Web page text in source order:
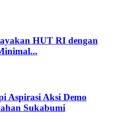
HUT RI dengan
Aspirasi Aksi Demo
Sukabumi